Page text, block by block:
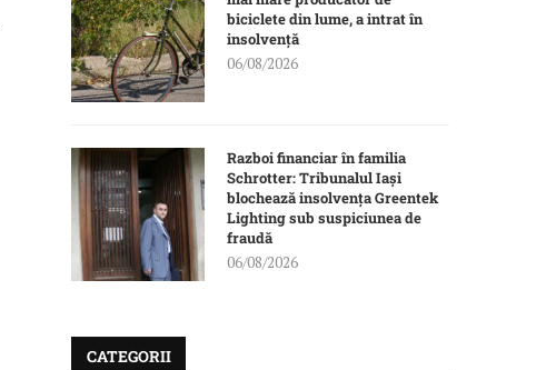
biciclete din lume, a intrat în
insolvență
06/08/2026
Razboi financiar în familia
Schrotter: Tribunalul Iași
blochează insolvența Greentek
Lighting sub suspiciunea de
fraudă
06/08/2026
CATEGORII